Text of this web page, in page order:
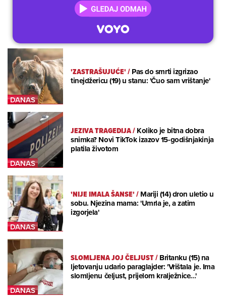
'ZASTRAŠUJUĆE'/Pas do smrti izgrizao
tinejdžericu (19) u stanu: 'Čuo sam vrištanje'
JEZIVA TRAGEDIJA/Koliko je bitna dobra
snimka? Novi TikTok izazov 15-godišnjakinja
platila životom
'NIJE IMALA ŠANSE'/Mariji (14) dron uletio u
sobu. Njezina mama: 'Umrla je, a zatim
izgorjela'
SLOMLJENA JOJ ČELJUST/Britanku (15) na
ljetovanju udario paraglajder: 'Vrištala je. Ima
slomljenu čeljust, prijelom kralježnice...'